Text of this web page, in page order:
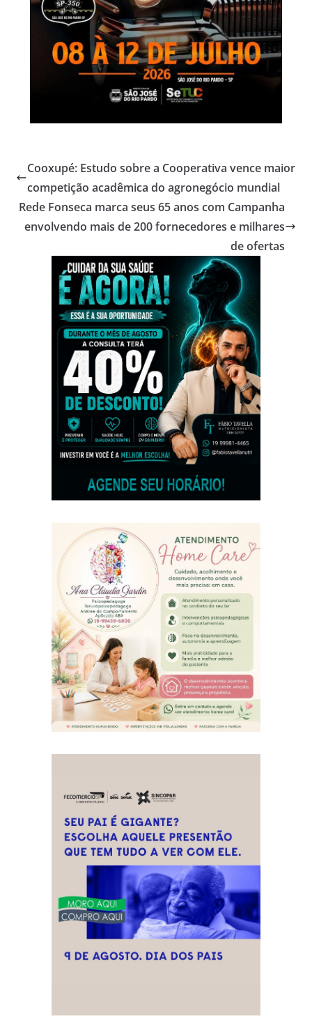
Cooxupé: Estudo sobre a Cooperativa vence maior
competição acadêmica do agronegócio mundial
Rede Fonseca marca seus 65 anos com Campanha
envolvendo mais de 200 fornecedores e milhares
de ofertas